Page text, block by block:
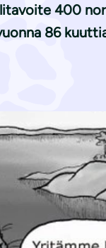
400
86